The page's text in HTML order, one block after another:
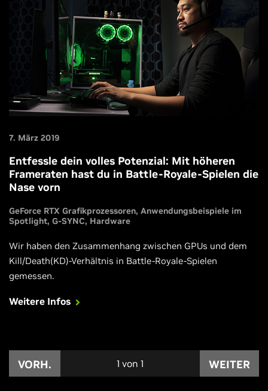
7. März 2019
Entfessle dein volles Potenzial: Mit höheren
Frameraten hast du in Battle-Royale-Spielen die
Nase vorn
GeForce RTX Grafikprozessoren Anwendungsbeispiele im
Spotlight G-SYNC Hardware
Wir haben den Zusammenhang zwischen GPUs und dem
Kill/Death(KD)-Verhältnis in Battle-Royale-Spielen
gemessen.
Weitere Infos
VORH. 1 von 1 WEITER